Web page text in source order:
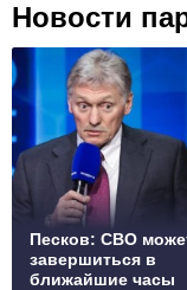
Новости
Песков: СВО
завершиться в
ближайшие часы